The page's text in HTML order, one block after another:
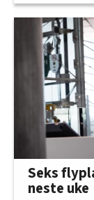
Seks
neste uke